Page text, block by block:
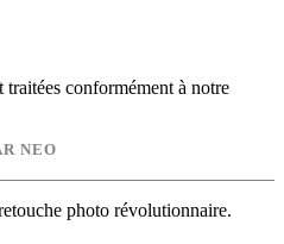
traitées conformément à notre
NEO
photo révolutionnaire.